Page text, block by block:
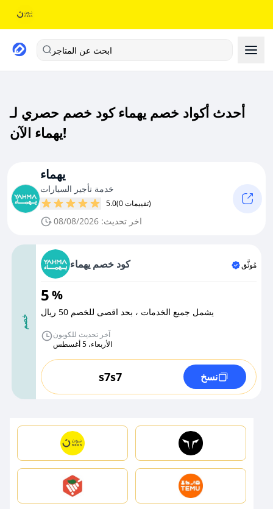
ابحث عن المتاجر
أحدث أكواد خصم يهماء كود خصم حصري لـ
يهماء الآن!
يهماء
خدمة تأجير السيارات
5.0 (0 تقييمات)
اخر تحديث: 08/08/2026
خصم
كود خصم يهماء مُوثَّق
5%
يشمل جميع الخدمات ، بحد اقصى للخصم 50 ريال
آخر تحديث للكوبون
الأربعاء، 5 أغسطس
s7s7 نسخ